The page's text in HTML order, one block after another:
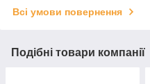
Всі умови повернення
Подібні товари компанії